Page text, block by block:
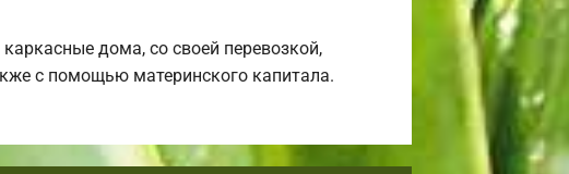
дома, со своей перевозкой,
с помощью материнского капитала.